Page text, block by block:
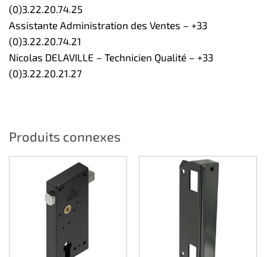
(0)3.22.20.74.25
Assistante Administration des Ventes – +33
(0)3.22.20.74.21
Nicolas DELAVILLE – Technicien Qualité – +33
(0)3.22.20.21.27
Produits connexes